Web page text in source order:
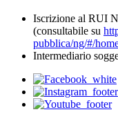
Iscrizione al RUI
(consultabile su
pubblica/ng/#/
Intermediario